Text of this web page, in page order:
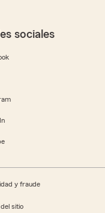
sociales
y fraude
sitio